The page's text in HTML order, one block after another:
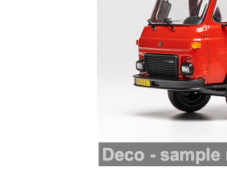
Machete camionete si dubite
Machete cisterne
Machete autocare si autobuze